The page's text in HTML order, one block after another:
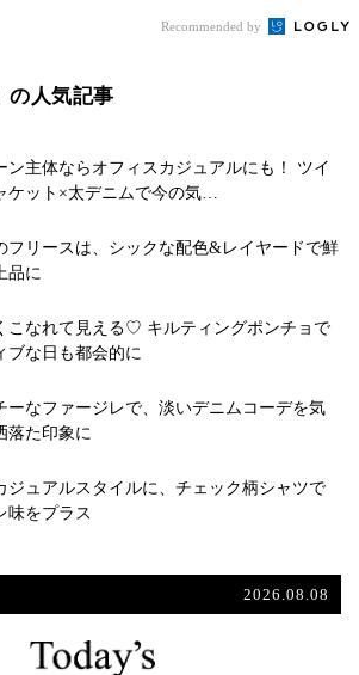
Recommended by
の人気記事
ン主体ならオフィスカジュアルにも！ ツイ
ケット×太デニムで今の気…
フリースは、シックな配色&レイヤードで鮮
品に
こなれて見える♡ キルティングポンチョで
ブな日も都会的に
ーなファージレで、淡いデニムコーデを気
落た印象に
ジュアルスタイルに、チェック柄シャツで
味をプラス
2026.08.08